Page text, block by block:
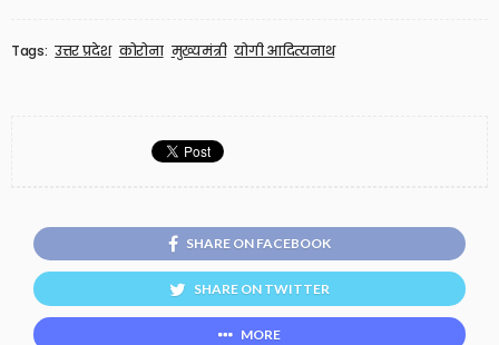
Tags: उत्तर प्रदेश कोरोना मुख्यमंत्री योगी आदित्यनाथ
SHARE ON FACEBOOK
SHARE ON TWITTER
MORE